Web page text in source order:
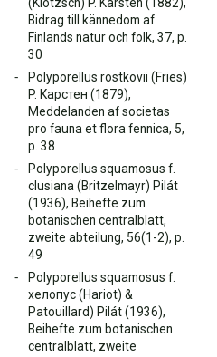
Bidrag till kännedom af
Finlands natur och folk, 37, p.
30
Polyporellus rostkovii (Fries)
P. Карстен (1879),
Meddelanden af societas
pro fauna et flora fennica, 5,
p. 38
Polyporellus squamosus f.
clusiana (Britzelmayr) Pilát
(1936), Beihefte zum
botanischen centralblatt,
zweite abteilung, 56(1-2), p.
49
Polyporellus squamosus f.
хелопус (Hariot) &
Patouillard) Pilát (1936),
Beihefte zum botanischen
centralblatt, zweite